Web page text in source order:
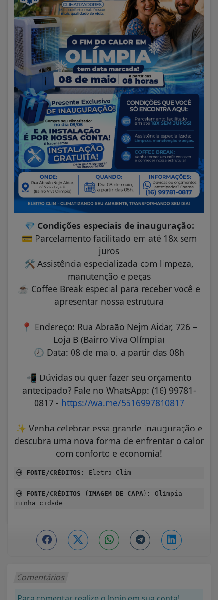
💎 Condições especiais de inauguração:
💳 Parcelamento facilitado em até 18x sem
juros
🛠️ Assistência especializada com limpeza,
manutenção e peças
☕ Coffee Break especial para receber você e
apresentar nossa estrutura
📍 Endereço: Rua Abraão Nejm Aidar, 726 –
Loja B (Bairro Viva Olímpia)
🕗 Data: 08 de maio, a partir das 08h
📲 Dúvidas ou quer fazer seu orçamento
antecipado? Fale no WhatsApp: (16) 99781-
0817 - https://wa.me/5516997810817
✨ Venha celebrar essa grande inauguração e
descubra uma nova forma de enfrentar o calor
com conforto e economia!
FONTE/CRÉDITOS: Eletro Clim
FONTE/CRÉDITOS (IMAGEM DE CAPA):
Olímpia
minha cidade
Comentários